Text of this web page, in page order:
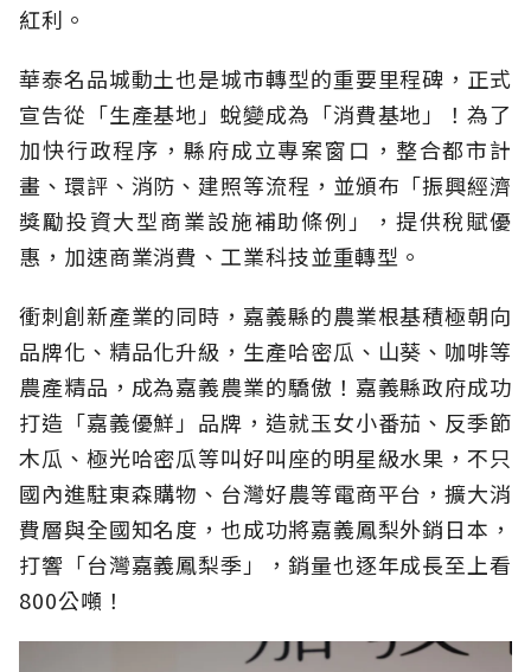
紅利。
華泰名品城動土也是城市轉型的重要里程碑，正式
宣告從「生產基地」蛻變成為「消費基地」！為了
加快行政程序，縣府成立專案窗口，整合都市計
畫、環評、消防、建照等流程，並頒布「振興經濟
獎勵投資大型商業設施補助條例」，提供稅賦優
惠，加速商業消費、工業科技並重轉型。
衝刺創新產業的同時，嘉義縣的農業根基積極朝向
品牌化、精品化升級，生產哈密瓜、山葵、咖啡等
農產精品，成為嘉義農業的驕傲！嘉義縣政府成功
打造「嘉義優鮮」品牌，造就玉女小番茄、反季節
木瓜、極光哈密瓜等叫好叫座的明星級水果，不只
國內進駐東森購物、台灣好農等電商平台，擴大消
費層與全國知名度，也成功將嘉義鳳梨外銷日本，
打響「台灣嘉義鳳梨季」，銷量也逐年成長至上看
800公噸！